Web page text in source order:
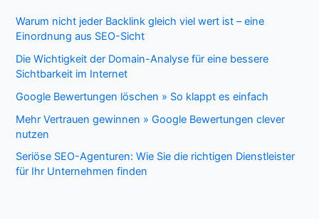
Warum nicht jeder Backlink gleich viel wert ist – eine
Einordnung aus SEO-Sicht
Die Wichtigkeit der Domain-Analyse für eine bessere
Sichtbarkeit im Internet
Google Bewertungen löschen » So klappt es einfach
Mehr Vertrauen gewinnen » Google Bewertungen clever
nutzen
Seriöse SEO-Agenturen: Wie Sie die richtigen Dienstleister
für Ihr Unternehmen finden